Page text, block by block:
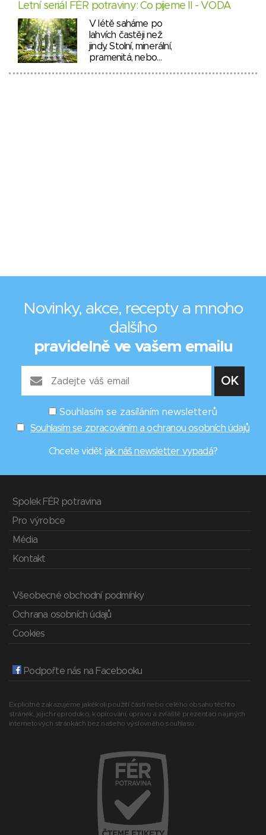
Letní seriál FÉR potraviny: Co pijeme II - VODA
V létě saháme po
lahvích častěji než
jindy. Stolní, minerální,
pramenitá, nebo…
Novinky, akce, recepty a mnoho
dalšího
pravidelně ve vašem emailu
Souhlasím se zasíláním newsletterů
Souhlasím se zpracováním a ochranou osobních údajů
Chcete vidět jak náš newsletter vypadá?
Spolek FÉR potravina
Pro výrobce
Média
Kontakt
Všeobecné obchodní podmínky
Ochrana osobních údajů
Cookies
Podpořte nás na Facebooku
Explicitně zakazujeme jakékoli použití části nebo celého obsahu těchto
stránek, jejich reprodukci, kopírování, úpravu a zvláště prezentaci na jiných
internetových stránkách bez našeho výslovného souhlasu.